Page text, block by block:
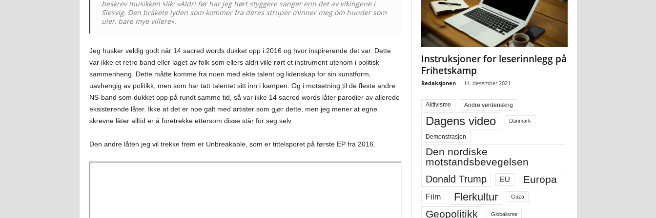
beskrev musikken slik: «Aldri før har jeg hørt styggere sanger enn det av vikingene i
Slesvig. Den bråkete lyden som kommer fra deres struper minner meg om hunder som
uler, bare mye villere».
Jeg husker veldig godt når 14 sacred words dukket opp i 2016 og hvor inspirerende det var. Dette
var ikke et retro band eller laget av folk som ellers aldri ville rørt et instrument utenom i politisk
sammenheng. Dette måtte komme fra noen med ekte talent og lidenskap for sin kunstform,
uavhengig av politikk, men som har tatt talentet sitt inn i kampen. Og i motsetning til de fleste andre
NS-band som dukket opp på rundt samme tid, så var ikke 14 sacred words låter parodier av allerede
eksisterende låter. Ikke at det er noe galt med artister som gjør dette, men jeg mener at egne
skrevne låter alltid er å foretrekke ettersom disse står for seg selv.
Den andre låten jeg vil trekke frem er Unbreakable, som er tittelsporet på første EP fra 2016.
Instruksjoner for leserinnlegg på
Frihetskamp
Redaksjonen - 14. desember 2021
Aktivisme Andre verdenskrig
Dagens video Danmark
Demonstrasjon
Den nordiske
motstandsbevegelsen
Donald Trump EU Europa
Film Flerkultur Gaza
Geopolitikk Globalisme